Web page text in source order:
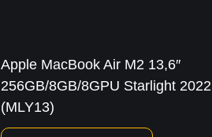
Apple MacBook Air M2 13,6″
256GB/8GB/8GPU Starlight 2022
(MLY13)